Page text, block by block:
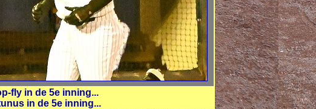
fly in de 5e inning...
in de 5e inning...